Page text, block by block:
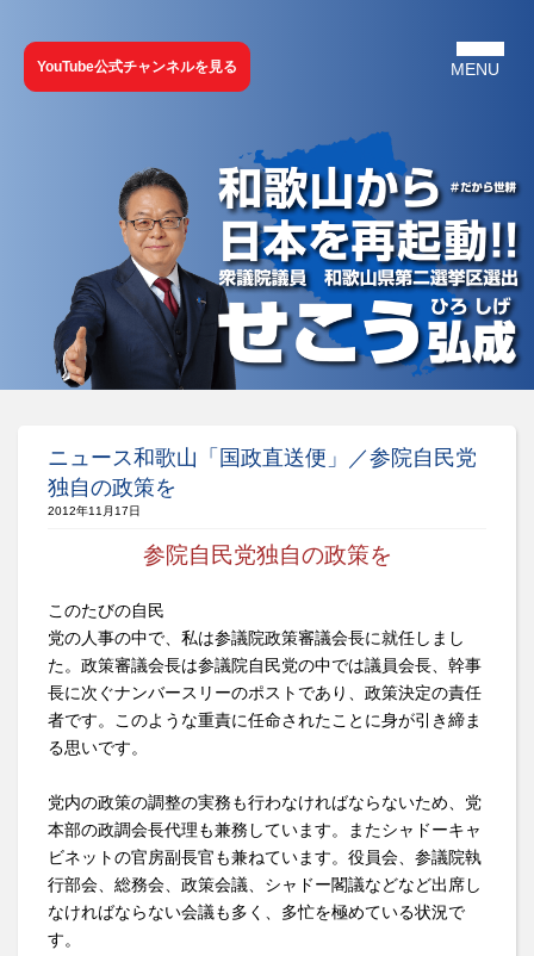
YouTube公式チャンネルを見る
ニュース和歌山「国政直送便」／参院自民党
独自の政策を
2012年11月17日
参院自民党独自の政策を
このたびの自民
党の人事の中で、私は参議院政策審議会長に就任しまし
た。政策審議会長は参議院自民党の中では議員会長、幹事
長に次ぐナンバースリーのポストであり、政策決定の責任
者です。このような重責に任命されたことに身が引き締ま
る思いです。
党内の政策の調整の実務も行わなければならないため、党
本部の政調会長代理も兼務しています。またシャドーキャ
ビネットの官房副長官も兼ねています。役員会、参議院執
行部会、総務会、政策会議、シャドー閣議などなど出席し
なければならない会議も多く、多忙を極めている状況で
す。